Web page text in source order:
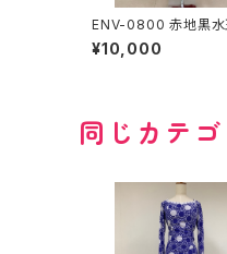
ENV-0800 赤地黒水
アード巻きスカートツ
ス
¥10,000
同じカテ